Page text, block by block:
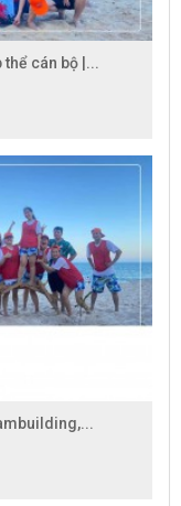
cán bộ |...